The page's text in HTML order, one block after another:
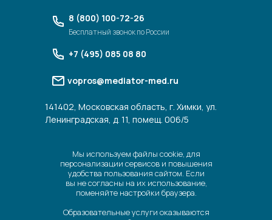
Мы используем файлы cookie, для
персонализации сервисов и повышения
удобства пользования сайтом. Если
вы не согласны на их использование,
поменяйте настройки браузера.
Образовательные услуги оказываются
8 (800) 100-72-26
Бесплатный звонок по России
vopros@mediator-med.ru
141402, Московская область, г. Химки, ул.
Ленинградская, д. 11, помещ. 006/5
+7 (495) 085 08 80